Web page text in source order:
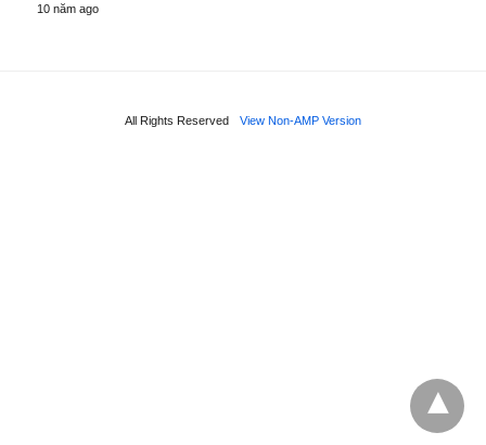
10 năm ago
All Rights Reserved View Non-AMP Version